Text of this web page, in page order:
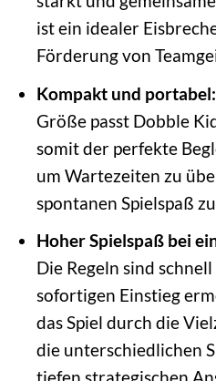
ist ein idealer
Förderung von
Kompakt und portabel:
Größe passt Dobble
somit der perfekte
um Wartezeiten zu
spontanen Spielspaß
Hoher Spielspaß bei
Die Regeln sind
sofortigen Einstieg
das Spiel durch die
die unterschiedlichen